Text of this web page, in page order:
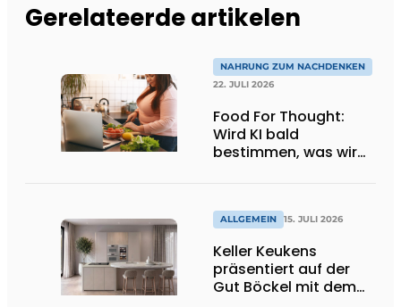
Gerelateerde artikelen
NAHRUNG ZUM NACHDENKEN
22. JULI 2026
Food For Thought:
Wird KI bald
bestimmen, was wir
ALLGEMEIN 15. JULI 2026
Keller Keukens
präsentiert auf der
Gut Böckel mit dem